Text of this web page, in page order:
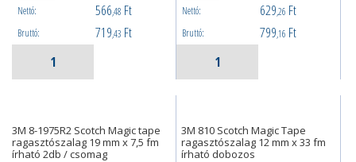
Nettó: 566,48 Ft
Bruttó: 719,43 Ft
Nettó: 629,26 Ft
Bruttó: 799,16 Ft
3M 8-1975R2 Scotch Magic tape
ragasztószalag 19 mm x 7,5 fm
írható 2db / csomag
3M 810 Scotch Magic Tape
ragasztószalag 12 mm x 33 fm
írható dobozos